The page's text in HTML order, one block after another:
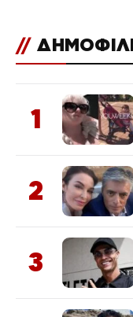
//
1
2
3